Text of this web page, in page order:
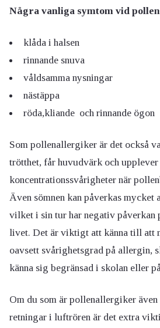
Några vanliga symtom vid
klåda i halsen
rinnande snuva
våldsamma nysningar
nästäppa
röda,kliande och rinnande ögon
Som pollenallergiker är det också
trötthet, får huvudvärk och upplever
koncentrationssvårigheter när
Även sömnen kan påverkas mycket
vilket i sin tur har negativ påverkan
livet. Det är viktigt att känna till att
oavsett svårighetsgrad på allergin,
känna sig begränsad i skolan eller
Om du som är pollenallergiker även
retningar i luftrören är det extra